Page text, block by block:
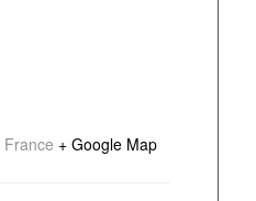
France + Google Map